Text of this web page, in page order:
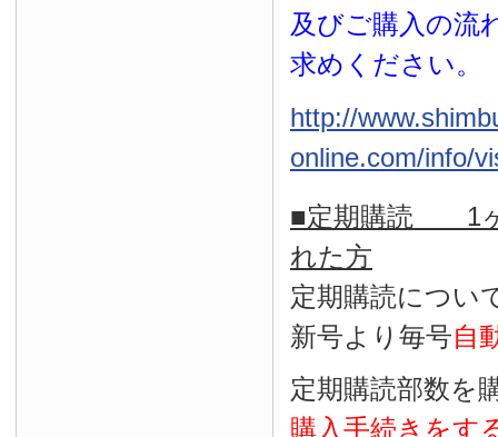
及びご購入の流
求めください。
http://
online.com/info/
■定期購読 1ヶ
れた方
定期購読につい
新号より毎号自
定期購読部数を
購入手続きをす